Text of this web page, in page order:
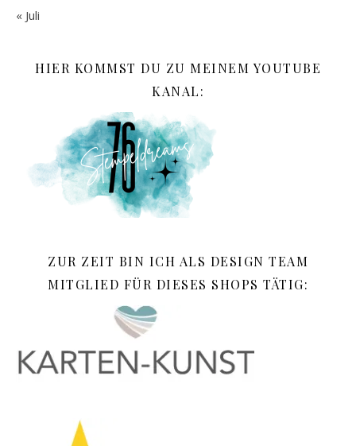
« Juli
HIER KOMMST DU ZU MEINEM YOUTUBE
KANAL:
ZUR ZEIT BIN ICH ALS DESIGN TEAM
MITGLIED FÜR DIESES SHOPS TÄTIG: